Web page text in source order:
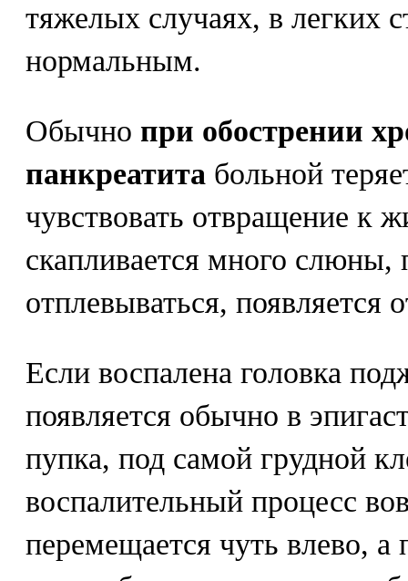
тяжелых случаях, в легких
нормальным.
Обычно при обострении
панкреатита больной
чувствовать отвращение к
скапливается много слюны,
отплевываться, появляется
Если воспалена головка
появляется обычно в
пупка, под самой грудной
воспалительный процесс
перемещается чуть влево,